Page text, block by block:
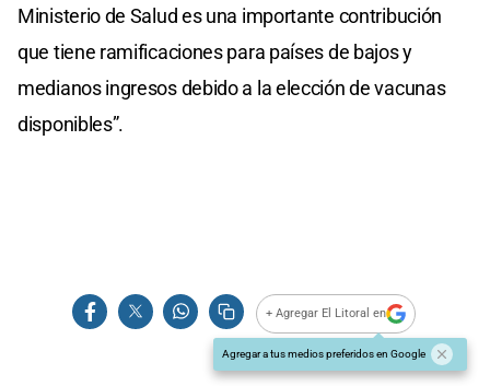
Ministerio de Salud es una importante contribución
que tiene ramificaciones para países de bajos y
medianos ingresos debido a la elección de vacunas
disponibles”.
+ Agregar El Litoral en
Agregar a tus medios preferidos en Google